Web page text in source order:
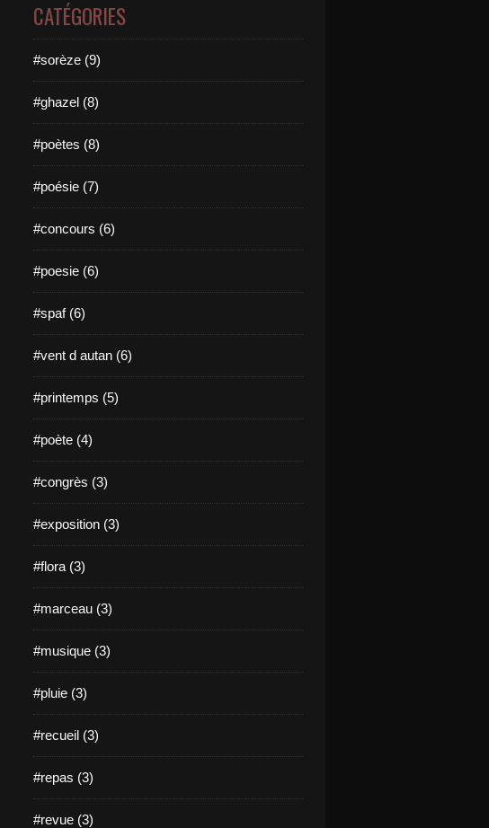
CATÉGORIES
#sorèze (9)
#ghazel (8)
#poètes (8)
#poésie (7)
#concours (6)
#poesie (6)
#spaf (6)
#vent d autan (6)
#printemps (5)
#poète (4)
#congrès (3)
#exposition (3)
#flora (3)
#marceau (3)
#musique (3)
#pluie (3)
#recueil (3)
#repas (3)
#revue (3)